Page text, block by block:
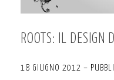
ROOTS: IL DESIGN
18 GIUGNO 2012 –